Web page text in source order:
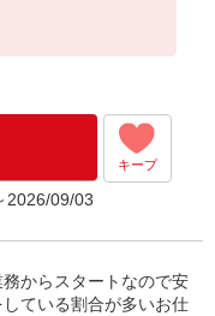
キープ
2026/09/03
からスタートなので安
ている割合が多いお仕